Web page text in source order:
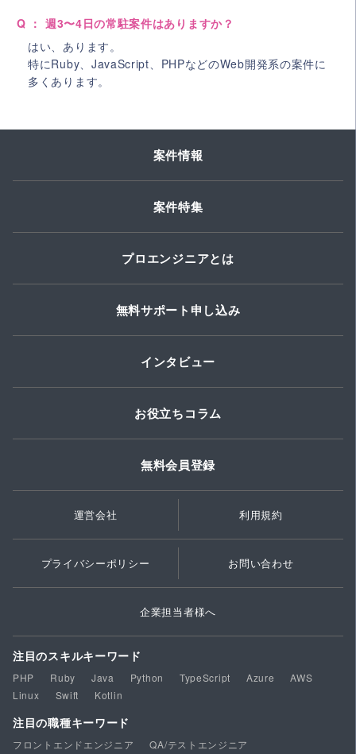
Q ： 週3〜4日の常駐案件はありますか？
はい、あります。
特にRuby、JavaScript、PHPなどのWeb開発系の案件に
多くあります。
案件情報
案件特集
プロエンジニアとは
無料サポート申し込み
インタビュー
お役立ちコラム
無料会員登録
運営会社 利用規約
プライバシーポリシー お問い合わせ
企業担当者様へ
注目のスキルキーワード
PHP Ruby Java Python TypeScript Azure
AWS
Linux
Swift Kotlin
注目の職種キーワード
フロントエンドエンジニア
QA/テストエンジニア